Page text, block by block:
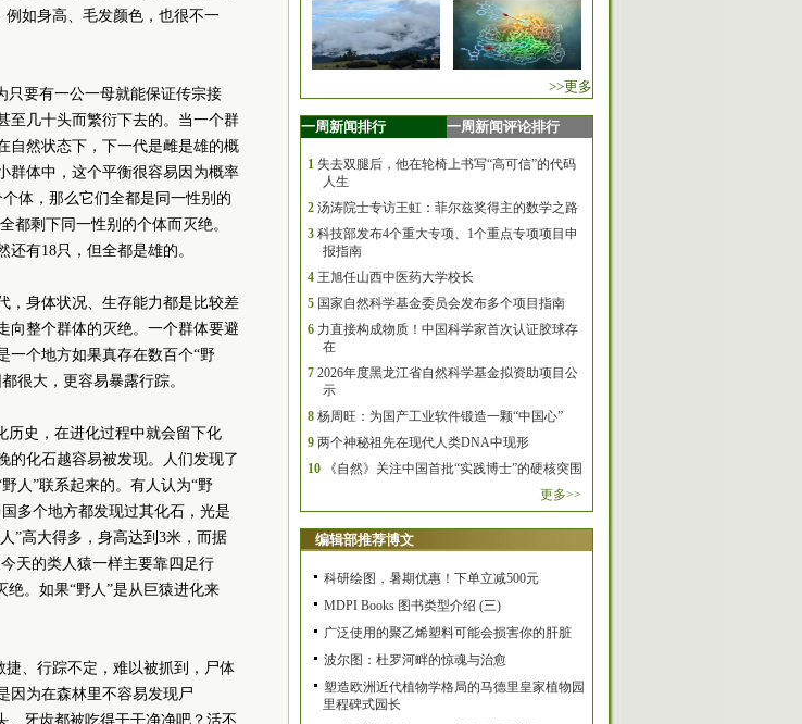
例如身高、毛发颜色，也很不一
只要有一公一母就能保证传宗接
至几十头而繁衍下去的。当一个群
自然状态下，下一代是雌是雄的概
群体中，这个平衡很容易因为概率
体，那么它们全都是同一性别的
都剩下同一性别的个体而灭绝。
有18只，但全都是雄的。
，身体状况、生存能力都是比较差
向整个群体的灭绝。一个群体要避
一个地方如果真存在数百个“野
很大，更容易暴露行踪。
历史，在进化过程中就会留下化
的化石越容易被发现。人们发现了
人”联系起来的。有人认为“野
多个地方都发现过其化石，光是
”高大得多，身高达到3米，而据
天的类人猿一样主要靠四足行
绝。如果“野人”是从巨猿进化来
捷、行踪不定，难以被抓到，尸体
因为在森林里不容易发现尸
、牙齿都被吃得干干净净吧？活不
>>更多
一周新闻排行 一周新闻评论排行
1 失去双腿后，他在轮椅上书写“高可信”的代码
人生
2 汤涛院士专访王虹：菲尔兹奖得主的数学之路
3 科技部发布4个重大专项、1个重点专项项目申
报指南
4 王旭任山西中医药大学校长
5 国家自然科学基金委员会发布多个项目指南
6 力直接构成物质！中国科学家首次认证胶球存
在
7 2026年度黑龙江省自然科学基金拟资助项目公
示
8 杨周旺：为国产工业软件锻造一颗“中国心”
9 两个神秘祖先在现代人类DNA中现形
10
《自然》关注中国首批“实践博士”的硬核突围
更多>>
编辑部推荐博文
科研绘图，暑期优惠！下单立减500元
MDPI Books 图书类型介绍 (三)
广泛使用的聚乙烯塑料可能会损害你的肝脏
波尔图：杜罗河畔的惊魂与治愈
塑造欧洲近代植物学格局的马德里皇家植物园
里程碑式园长